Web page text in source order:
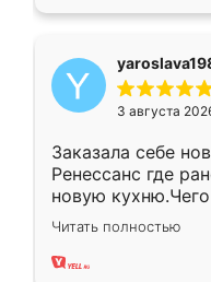
3 августа
Заказала себе
Ренессанс где
новую
вполне довольна.
два года,
Читать полностью